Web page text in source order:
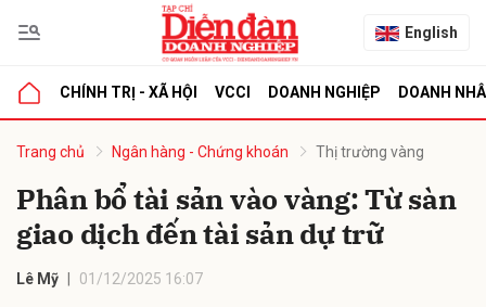
English
CHÍNH TRỊ - XÃ HỘI VCCI DOANH NGHIỆP DOANH
Trang chủ Ngân hàng - Chứng khoán Thị trường vàng
Phân bổ tài sản vào vàng: Từ sàn
giao dịch đến tài sản dự trữ
Lê Mỹ 01/12/2025 16:07
luận